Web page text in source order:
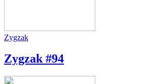
Zygzak
Zygzak #94